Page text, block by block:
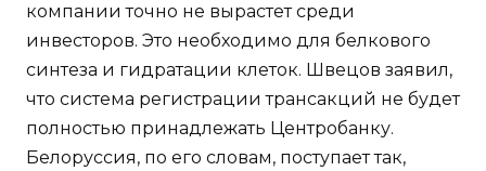
компании точно не вырастет среди
инвесторов. Это необходимо для белкового
синтеза и гидратации клеток. Швецов заявил,
что система регистрации трансакций не будет
полностью принадлежать Центробанку.
Белоруссия, по его словам, поступает так,